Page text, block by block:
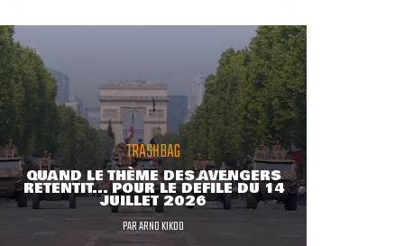
TRASHBAG
QUAND LE THÈME DES AVENGERS
RETENTIT... POUR LE DÉFILÉ DU 14
JUILLET 2026
PARARNO KIKOO